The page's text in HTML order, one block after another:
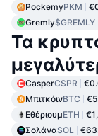
PockemyPKM
Gremly$GREMLY
Τα
CasperCSPR
ΜπιτκόινBTC
ΕθέριουμETH
ΣολάναSOL